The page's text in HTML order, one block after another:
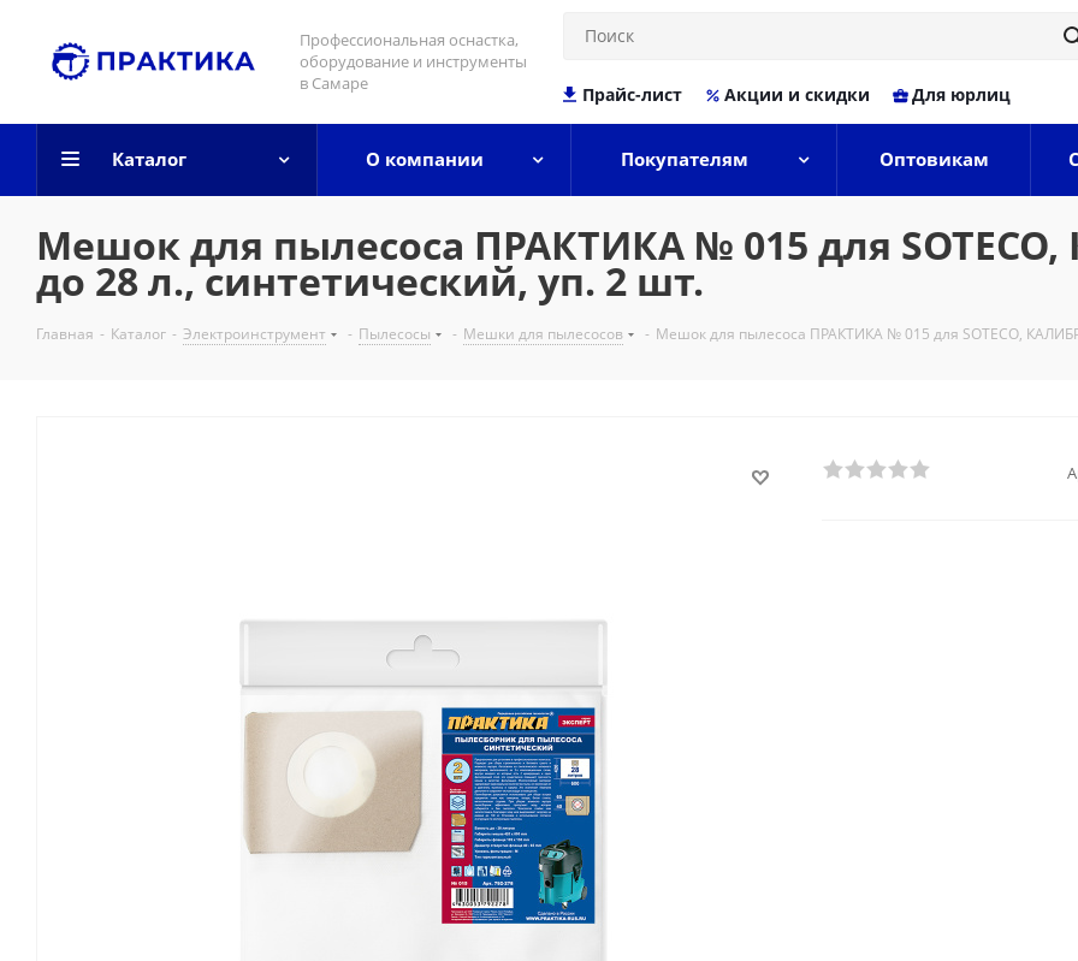
Профессиональная оснастка,
оборудование и инструменты
в Самаре
Прайс-лист Акции и скидки Для юрлиц
Каталог О компании Покупателям Оптовикам
Мешок для пылесоса ПРАКТИКА № 015 для
до 28 л., синтетический, уп. 2 шт.
Главная - Каталог - Электроинструмент - Пылесосы - Мешки для пылесосов - Мешок для пылесоса ПРАКТИКА № 015 для SOTECO,